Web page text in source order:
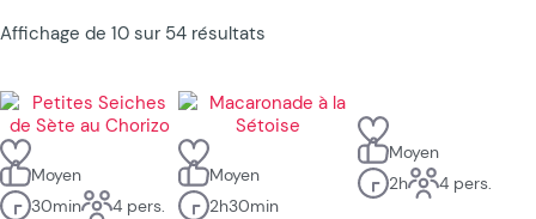
Affichage de 10 sur 54 résultats
Moyen
30min
4 pers.
Moyen
2h30min
Moyen
2h
4 pers.